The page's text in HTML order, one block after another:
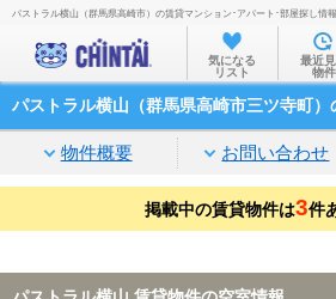
お部屋を探す
沿線・駅か
住所から
家賃相場か
通勤通学
パストラル横山（群馬県高崎市）の賃貸マンション･アパート･部屋探し情報
気になる
リスト
最近
物件
パストラル横山（群馬県高崎市三ツ寺町）
物件概要 お問い合わせ
掲載中の賃貸物件は3件